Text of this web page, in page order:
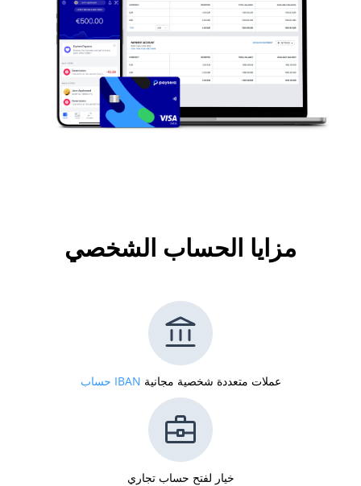
مزايا الحساب الشخصي
عملات متعددة شخصية مجانية
خيار لفتح حساب تجاري